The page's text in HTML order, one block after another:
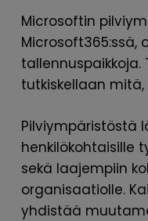
Microsoftin
Microsoft365:ssä,
tallennuspaikkoja.
tutkiskellaan
Pilviympäristöstä
henkilökohtaisille
sekä laajempiin
organisaatiolle.
yhdistää